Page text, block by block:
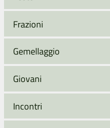
Frazioni
Gemellaggio
Giovani
Incontri